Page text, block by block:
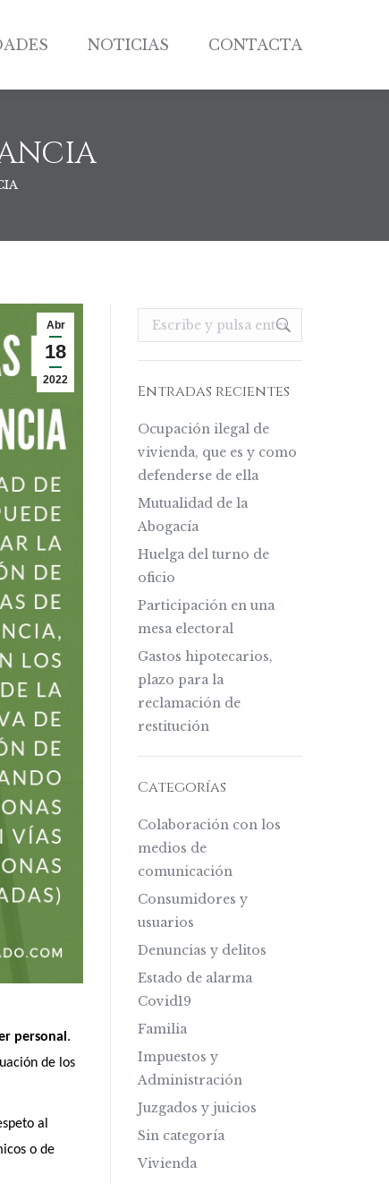
NOTICIAS CONTACTA
Abr
18
2022
personal .
de los
al
o de
Buscar:
Entradas recientes
Ocupación ilegal de
vivienda, que es y como
defenderse de ella
Mutualidad de la
Abogacía
Huelga del turno de
oficio
Participación en una
mesa electoral
Gastos hipotecarios,
plazo para la
reclamación de
restitución
Categorías
Colaboración con los
medios de
comunicación
Consumidores y
usuarios
Denuncias y delitos
Estado de alarma
Covid19
Familia
Impuestos y
Administración
Juzgados y juicios
Sin categoría
Vivienda
NOTICIAS CONTACTA